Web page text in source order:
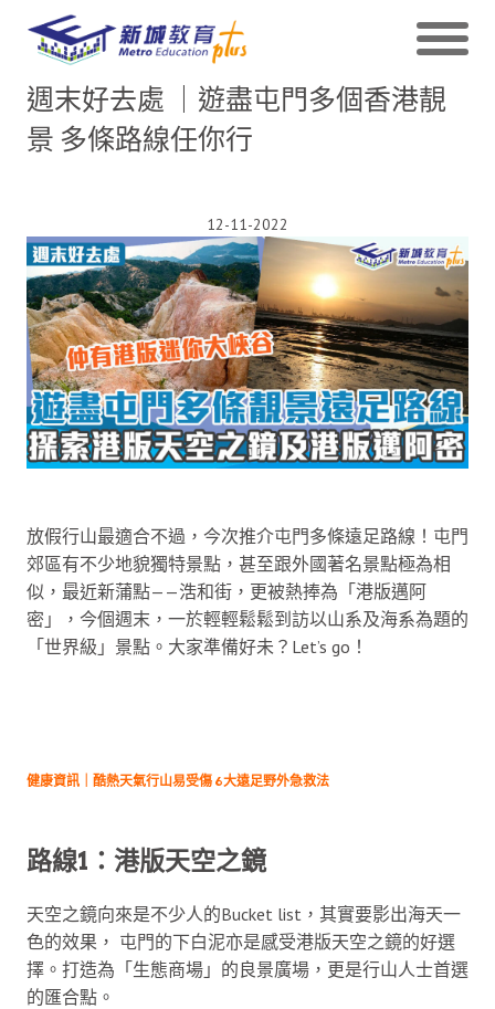
週末好去處 ｜遊盡屯門多個香港靚
景 多條路線任你行
12-11-2022
放假行山最適合不過，今次推介屯門多條遠足路線！屯門
郊區有不少地貌獨特景點，甚至跟外國著名景點極為相
似，最近新蒲點——浩和街，更被熱捧為「港版邁阿
密」，今個週末，一於輕輕鬆鬆到訪以山系及海系為題的
「世界級」景點。大家準備好未？Let’s go！
健康資訊｜酷熱天氣行山易受傷 6大遠足野外急救法
路線1：港版天空之鏡
天空之鏡向來是不少人的Bucket list，其實要影出海天一
色的效果， 屯門的下白泥亦是感受港版天空之鏡的好選
擇。打造為「生態商場」的良景廣場，更是行山人士首選
的匯合點。